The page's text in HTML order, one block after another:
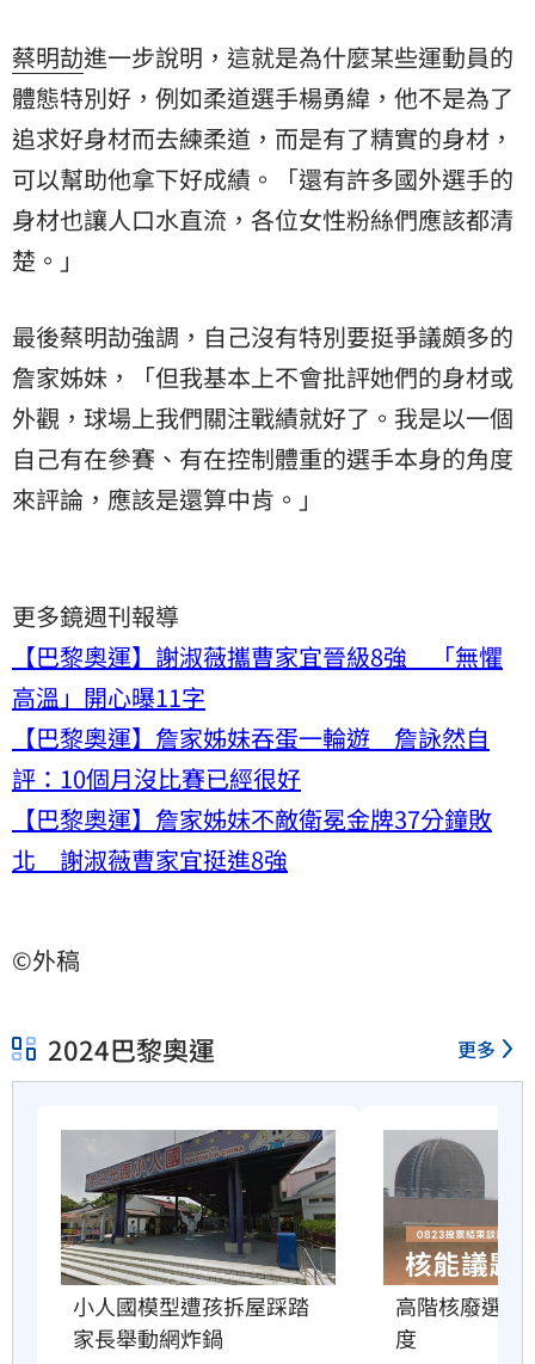
​蔡明劼進一步說明，這就是為什麼某些運動員的
體態特別好，例如柔道選手楊勇緯，他不是為了
追求好身材而去練柔道，而是有了精實的身材，
可以幫助他拿下好成績。「還有許多國外選手的
身材也讓人口水直流，各位女性粉絲們應該都清
楚。」
​最後​蔡明劼強調，自己沒有特別要挺爭議頗多的
詹家姊妹，「但我基本上不會批評她們的身材或
外觀，球場上我們關注戰績就好了。我是以一個
自己有在參賽、有在控制體重的選手本身的角度
來評論，應該是還算中肯。」
更多鏡週刊報導
【巴黎奧運】謝淑薇攜曹家宜晉級8強 「無懼
高溫」開心曝11字
【巴黎奧運】詹家姊妹吞蛋一輪遊 詹詠然自
評：10個月沒比賽已經很好
【巴黎奧運】詹家姊妹不敵衛冕金牌37分鐘敗
北 謝淑薇曹家宜挺進8強
©外稿
2024巴黎奧運 更多
小人國模型遭孩拆屋踩踏
家長舉動網炸鍋
高階核廢選址
度